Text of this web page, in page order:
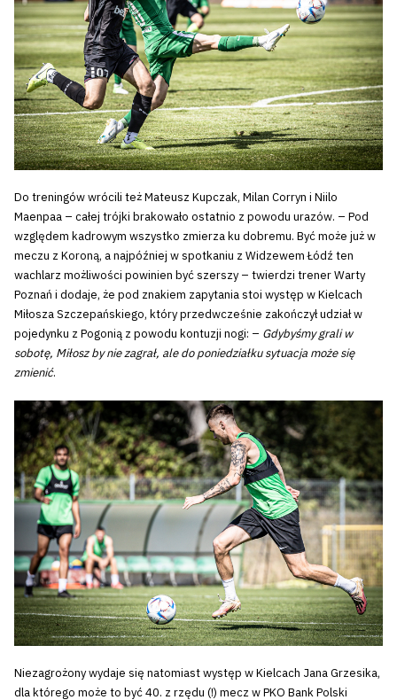
Do treningów wrócili też Mateusz Kupczak, Milan Corryn i Niilo
Maenpaa – całej trójki brakowało ostatnio z powodu urazów. – Pod
względem kadrowym wszystko zmierza ku dobremu. Być może już w
meczu z Koroną, a najpóźniej w spotkaniu z Widzewem Łódź ten
wachlarz możliwości powinien być szerszy – twierdzi trener Warty
Poznań i dodaje, że pod znakiem zapytania stoi występ w Kielcach
Miłosza Szczepańskiego, który przedwcześnie zakończył udział w
pojedynku z Pogonią z powodu kontuzji nogi: – Gdybyśmy grali w
sobotę, Miłosz by nie zagrał, ale do poniedziałku sytuacja może się
zmienić.
Niezagrożony wydaje się natomiast występ w Kielcach Jana Grzesika,
dla którego może to być 40. z rzędu (!) mecz w PKO Bank Polski